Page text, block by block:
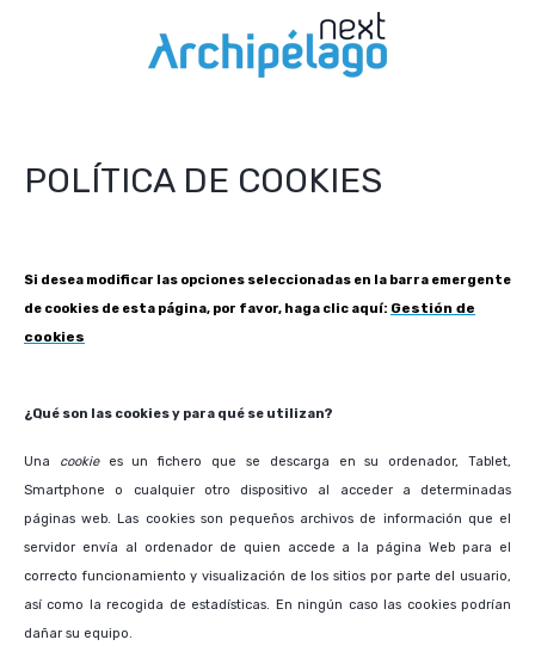
POLÍTICA DE COOKIES
Si desea modificar las opciones seleccionadas en la barra emergente
de cookies de esta página, por favor, haga clic aquí: Gestión de
cookies
¿Qué son las cookies y para qué se utilizan?
Una cookie
es un fichero que se descarga en su ordenador, Tablet,
Smartphone o cualquier otro dispositivo al acceder a determinadas
páginas web. Las cookies son pequeños archivos de información que el
servidor envía al ordenador de quien accede a la página Web para el
correcto funcionamiento y visualización de los sitios por parte del usuario,
así como la recogida de estadísticas. En ningún caso las cookies podrían
dañar su equipo.